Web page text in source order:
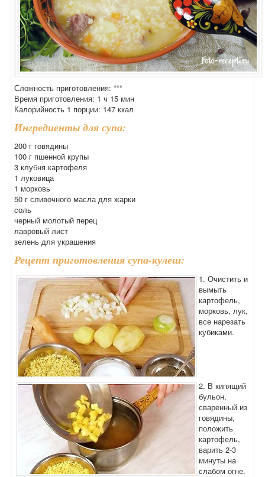
Сложность приготовления: ***
Время приготовления: 1 ч 15 мин
Калорийность 1 порции: 147 ккал
Ингредиенты для супа:
200 г говядины
100 г пшенной крупы
3 клубня картофеля
1 луковица
1 морковь
50 г сливочного масла для жарки
соль
черный молотый перец
лавровый лист
зелень для украшения
Рецепт приготовления супа-кулеш:
1. Очистить и
вымыть
картофель,
морковь, лук,
все нарезать
кубиками.
2. В кипящий
бульон,
сваренный из
говядины,
положить
картофель,
варить 2-3
минуты на
слабом огне.